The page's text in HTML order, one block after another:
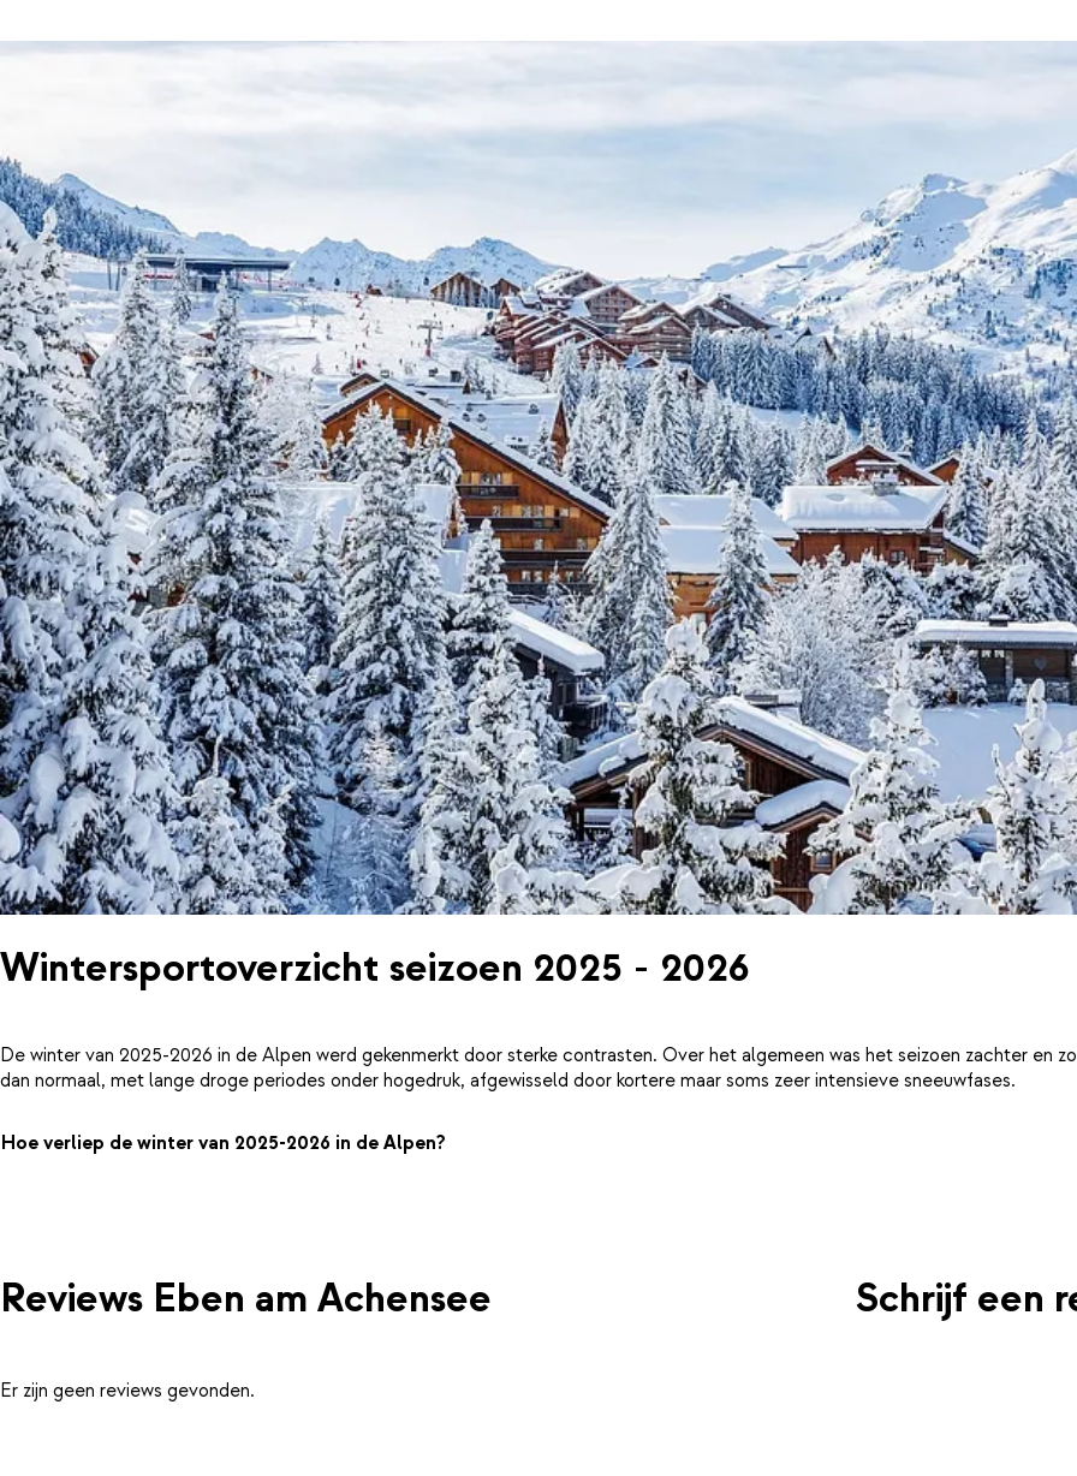
Wintersportoverzicht seizoen 2025 - 2026
De winter van 2025-2026 in de Alpen werd gekenmerkt door sterke contrasten. Over het algemeen was het seizoen zachter en
dan normaal, met lange droge periodes onder hogedruk, afgewisseld door kortere maar soms zeer intensieve sneeuwfases.
Hoe verliep de winter van 2025-2026 in de Alpen?
Reviews Eben am Achensee Schrijf een
Er zijn geen reviews gevonden.